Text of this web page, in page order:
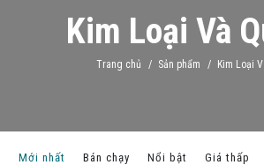
Kim Loại Và
Trang chủ / Sản phẩm / Kim Loại
Mới nhất Bán chạy Nổi bật Giá thấp